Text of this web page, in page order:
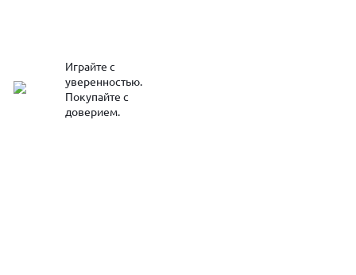
Играйте с
уверенностью.
Покупайте с
доверием.